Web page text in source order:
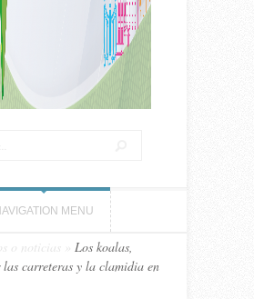
MENU
o noticias
Los koalas,
las carreteras y la clamidia en